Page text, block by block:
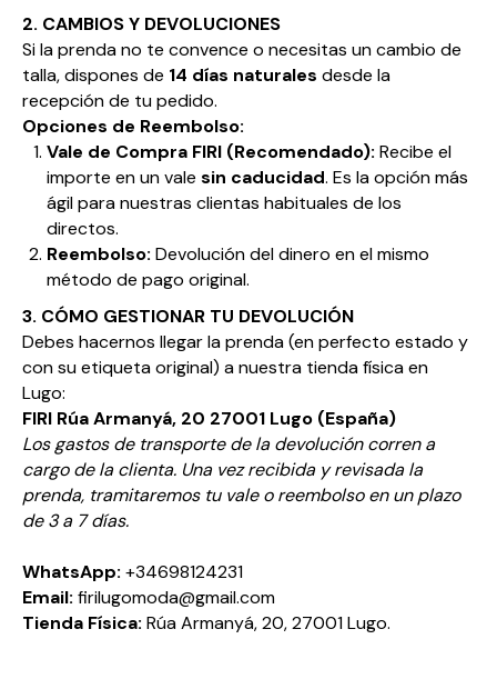
2. CAMBIOS Y DEVOLUCIONES
Si la prenda no te convence o necesitas un cambio de
talla, dispones de 14 días naturales desde la
recepción de tu pedido.
Opciones de Reembolso:
Vale de Compra FIRI (Recomendado): Recibe el
importe en un vale sin caducidad. Es la opción más
ágil para nuestras clientas habituales de los
directos.
Reembolso: Devolución del dinero en el mismo
método de pago original.
3. CÓMO GESTIONAR TU DEVOLUCIÓN
Debes hacernos llegar la prenda (en perfecto estado y
con su etiqueta original) a nuestra tienda física en
Lugo:
FIRI Rúa Armanyá, 20 27001 Lugo (España)
Los gastos de transporte de la devolución corren a
cargo de la clienta. Una vez recibida y revisada la
prenda, tramitaremos tu vale o reembolso en un plazo
de 3 a 7 días.
WhatsApp: +34698124231
Email: firilugomoda@gmail.com
Tienda Física: Rúa Armanyá, 20, 27001 Lugo.